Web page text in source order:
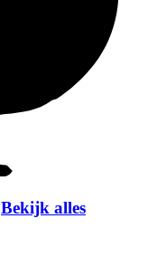
Bekijk alles